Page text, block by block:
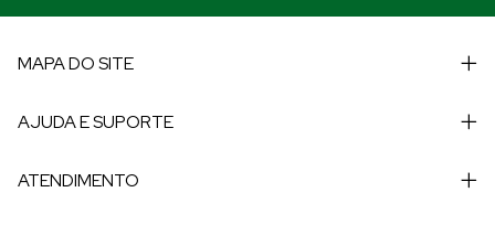
MAPA DO SITE
AJUDA E SUPORTE
ATENDIMENTO